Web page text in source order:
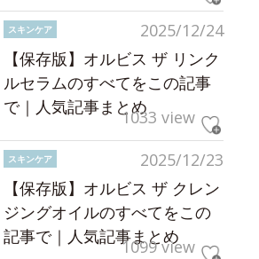
2025/12/24
スキンケア
【保存版】オルビス ザ リンク
ルセラムのすべてをこの記事
で｜人気記事まとめ1033 view
2025/12/23
スキンケア
【保存版】オルビス ザ クレン
ジングオイルのすべてをこの
記事で｜人気記事まとめ
1099 view